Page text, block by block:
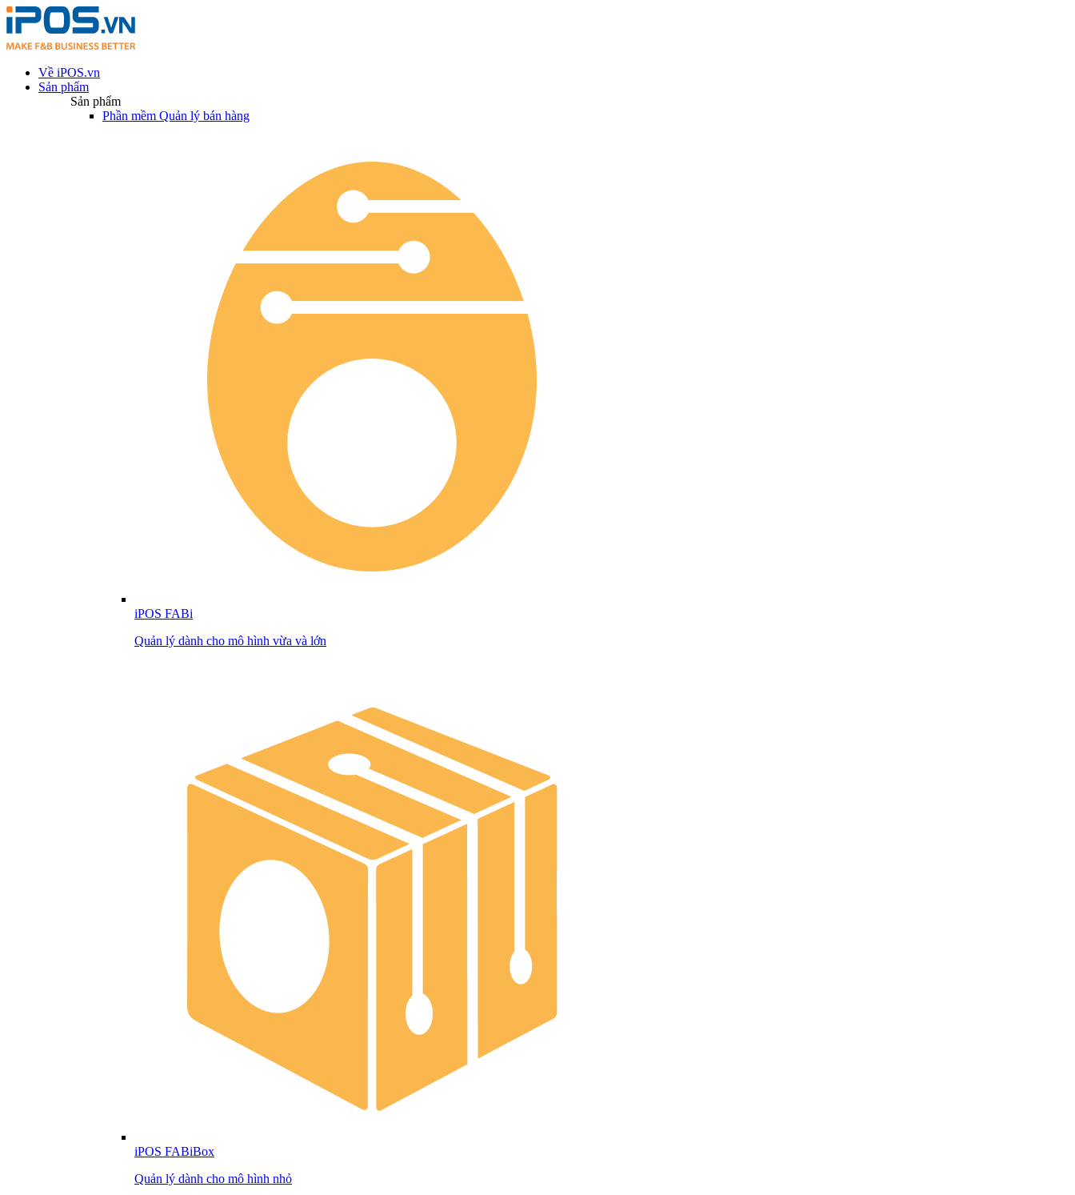
Về iPOS.vn
Sản phẩm
Sản phẩm
Phần mềm Quản lý bán hàng
iPOS FABi
Quản lý dành cho mô hình vừa và lớn
iPOS FABiBox
Quản lý dành cho mô hình nhỏ